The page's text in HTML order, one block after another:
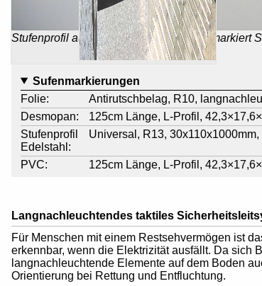
Stufenprofil aus Desmopan® in L-Form markiert
Sufenmarkierungen
Folie:
Antirutschbelag, R10,
Desmopan:
125cm Länge, L-Profil,
Stufenprofil
Edelstahl:
Universal, R13,
PVC: 125cm Länge, L-Profil,
Langnachleuchtendes taktiles
Für Menschen mit einem Restsehvermögen ist
erkennbar, wenn die Elektrizität ausfällt. Da sich
langnachleuchtende Elemente auf dem Boden
Orientierung bei Rettung und Entfluchtung.